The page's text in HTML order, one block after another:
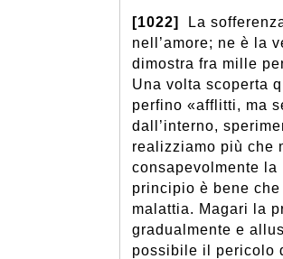
[1022]
La
nell’amore; ne è la
dimostra fra mille
Una volta scoperta
perfino «afflitti, ma
dall’interno,
realizziamo più che
consapevolmente
principio è bene
malattia. Magari la
gradualmente e
possibile il pericolo